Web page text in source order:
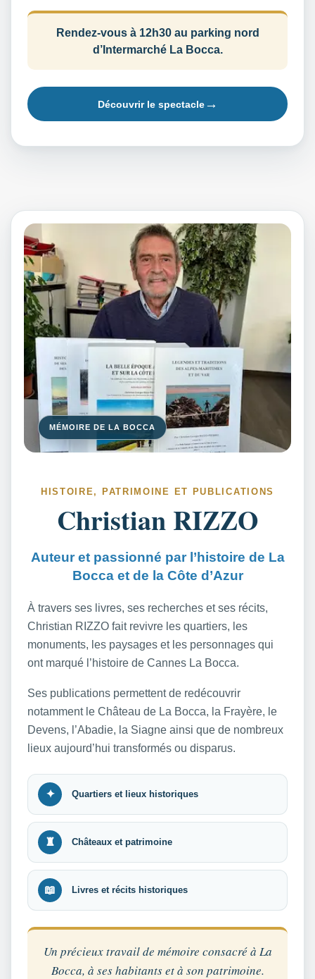
Rendez-vous à 12h30 au parking nord
d’Intermarché La Bocca.
Découvrir le spectacle
MÉMOIRE DE LA BOCCA
HISTOIRE, PATRIMOINE ET PUBLICATIONS
Christian RIZZO
Auteur et passionné par l’histoire de La
Bocca et de la Côte d’Azur
À travers ses livres, ses recherches et ses récits,
Christian RIZZO fait revivre les quartiers, les
monuments, les paysages et les personnages qui
ont marqué l’histoire de Cannes La Bocca.
Ses publications permettent de redécouvrir
notamment le Château de La Bocca, la Frayère, le
Devens, l’Abadie, la Siagne ainsi que de nombreux
lieux aujourd’hui transformés ou disparus.
✦ Quartiers et lieux historiques
♜ Châteaux et patrimoine
📖 Livres et récits historiques
Un précieux travail de mémoire consacré à La
Bocca, à ses habitants et à son patrimoine.